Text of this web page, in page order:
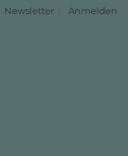
Newsletter Anmelden